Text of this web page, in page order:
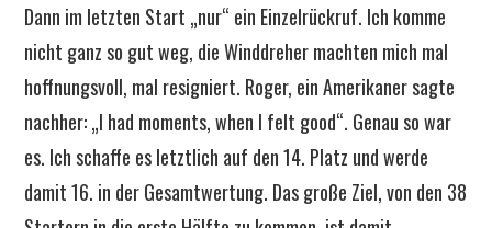
Dann im letzten Start „nur“ ein Einzelrückruf. Ich komme
nicht ganz so gut weg, die Winddreher machten mich mal
hoffnungsvoll, mal resigniert. Roger, ein Amerikaner sagte
nachher: „I had moments, when I felt good“. Genau so war
es. Ich schaffe es letztlich auf den 14. Platz und werde
damit 16. in der Gesamtwertung. Das große Ziel, von den 38